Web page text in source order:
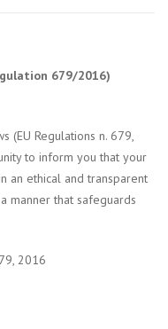
679/2016)
(EU Regulations n. 679,
to inform you that your
an ethical and transparent
manner that safeguards
2016